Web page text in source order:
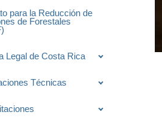
para la Reducción de
de Forestales
Legal de Costa Rica
Técnicas